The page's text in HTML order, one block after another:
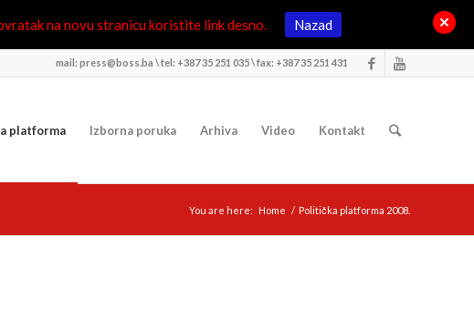
mail: press@boss.ba \ tel: +387 35 251 035 \ fax: +387 35 251 431
platforma Izborna poruka Arhiva Video Kontakt
You are here: Home / Politička platforma 2008.
na novu stranicu koristite link desno. Nazad